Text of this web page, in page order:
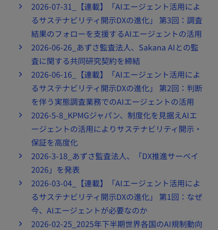
2026-07-31_【連載】「AIエージェント活用によ
るサステナビリティ開示DXの進化」 第3回：調査
結果のフォローを支援するAIエージェントの活用
2026-06-26_あずさ監査法人、Sakana AIとの監
査に関する共同研究契約を締結
2026-06-16_【連載】「AIエージェント活用によ
るサステナビリティ開示DXの進化」 第2回：判断
を伴う実態調査業務でのAIエージェントの活用
2026-5-8_KPMGジャパン、制度化を見据えAIエ
ージェントの活用によりサステナビリティ開示・
保証を高度化
2026-3-18_あずさ監査法人、「DX推進サーベイ
2026」を発表
2026-03-04_【連載】「AIエージェント活用によ
るサステナビリティ開示DXの進化」 第1回：なぜ
今、AIエージェントが必要なのか
2026-02-25_2025年下半期世界各国のAI規制動向